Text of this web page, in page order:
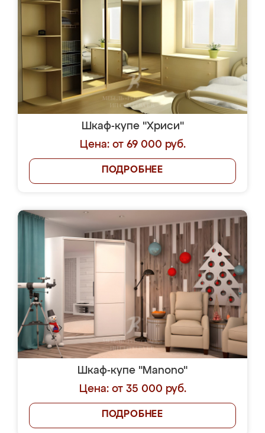
Шкаф-купе "Хриси"
Цена: от 69 000 руб.
ПОДРОБНЕЕ
Шкаф-купе "Manono"
Цена: от 35 000 руб.
ПОДРОБНЕЕ